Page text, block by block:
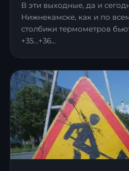
В эти выходные, да и
Нижнекамске, как и по
столбики термометров
+35…+36...